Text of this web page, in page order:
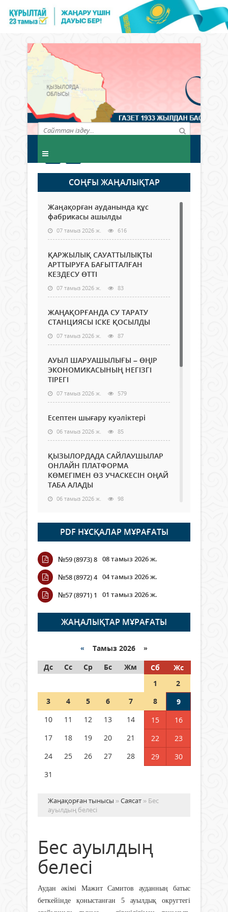
СОҢҒЫ ЖАҢАЛЫҚТАР
Жаңақорған ауданында құс
фабрикасы ашылды
07 тамыз 2026 ж. 616
ҚАРЖЫЛЫҚ САУАТТЫЛЫҚТЫ
АРТТЫРУҒА БАҒЫТТАЛҒАН
КЕЗДЕСУ ӨТТІ
07 тамыз 2026 ж. 83
ЖАҢАҚОРҒАНДА СУ ТАРАТУ
СТАНЦИЯСЫ ІСКЕ ҚОСЫЛДЫ
07 тамыз 2026 ж. 87
АУЫЛ ШАРУАШЫЛЫҒЫ – ӨҢІР
ЭКОНОМИКАСЫНЫҢ НЕГІЗГІ
ТІРЕГІ
07 тамыз 2026 ж. 579
Есептен шығару куәліктері
06 тамыз 2026 ж. 85
ҚЫЗЫЛОРДАДА САЙЛАУШЫЛАР
ОНЛАЙН ПЛАТФОРМА
КӨМЕГІМЕН ӨЗ УЧАСКЕСІН ОҢАЙ
ТАБА АЛАДЫ
06 тамыз 2026 ж. 98
Open Air: Қызылорда облысы
полиция департаменті 20
мыңнан астам көрерменнің
қауіпсіздігін қамтамасыз етті
06 тамыз 2026 ж.
Wi-Fi ҚАБЫРҒА АРҚЫЛЫ ҚАЛАЙ
ӨТЕДІ?
06 тамыз 2026 ж. 276
граждане Казахстана,
05 тамыз 2026 ж. 157
Шетелде жүрген Қазақстан
азаматтары қалай дауыс бере
PDF НҰСҚАЛАР МҰРАҒАТЫ
№59 (8973) 8 08 тамыз 2026 ж.
№58 (8972) 4 04 тамыз 2026 ж.
№57 (8971) 1
01 тамыз 2026 ж.
ЖАҢАЛЫҚТАР МҰРАҒАТЫ
« Тамыз 2026 »
Дс
Сс Ср Бс Жм Сб
Жс
1
2
3
4 5 6 7 8
9
10
11 12 13 14 15
16
17
18 19 20 21 22
23
24
25 26 27 28 29
30
31
Жаңақорған тынысы »Саясат » Бес
ауылдың белесі
Бес ауылдың
белесі
Аудан әкімі Мажит Самитов ауданның батыс
беткейінде қоныстанған 5 ауылдық округтегі